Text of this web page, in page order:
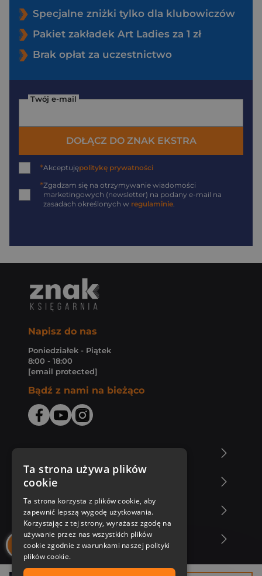
Specjalne zniżki tylko dla klubowiczów
Pakiet zakładek Art Ladies za 1 zł
Brak opłat za uczestnictwo
Twój e-mail
DOŁĄCZ DO ZNAK EKSTRA
*Akceptujępolitykę prywatności
*Zgadzam się na otrzymywanie wiadomości
marketingowych (newsletter) na podany e-mail na
zasadach określonych w regulaminie.
Napisz do nas
Poniedziałek - Piątek
8:00 - 18:00
[email protected]
Bądź z nami na bieżąco
Zakupy u nas
Nasza oferta
Nasi autorzy
Ta strona używa plików
cookie
Ta strona korzysta z plików cookie, aby
zapewnić lepszą wygodę użytkowania.
Korzystając z tej strony, wyrażasz zgodę na
używanie przez nas wszystkich plików
cookie zgodnie z warunkami naszej polityki
plików cookie.